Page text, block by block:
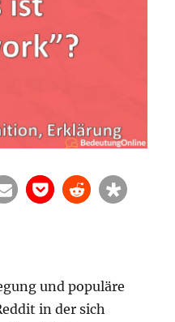
und populäre
in der sich